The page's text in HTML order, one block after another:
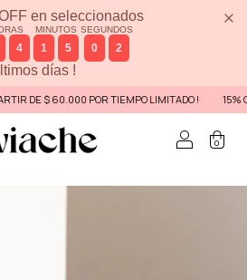
en seleccionados
4
MINUTOS
1 5
SEGUNDOS
0 1
días !
DE $ 60.000 POR TIEMPO LIMITADO ! 15%
0